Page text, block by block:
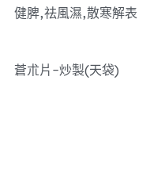
健脾,祛風濕,散寒解表
蒼朮片-炒製(天袋)